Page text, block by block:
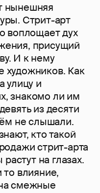
нынешняя
Стрит-арт
воплощает дух
присущий
И к нему
художников. Как
улицу и
знакомо ли им
из десяти
не слышали.
кто такой
стрит-арта
на глазах.
влияние,
смежные